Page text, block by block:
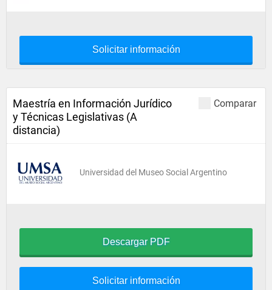
Solicitar información
Comparar
Maestría en Información Jurídico
y Técnicas Legislativas (A
distancia)
Universidad del Museo Social Argentino
Descargar PDF
Solicitar información